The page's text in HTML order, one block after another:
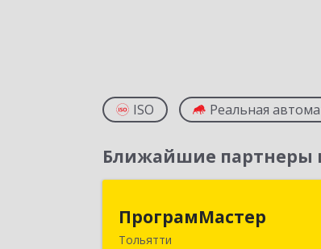
ISO Реальная
Ближайшие партнеры
ПрограмМастер
Тольятти
445004, Самарская обл,